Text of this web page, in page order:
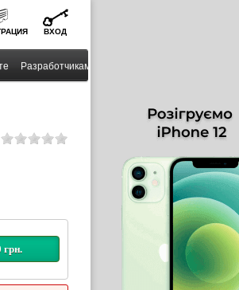
ВХОД
Разработчикам
грн.